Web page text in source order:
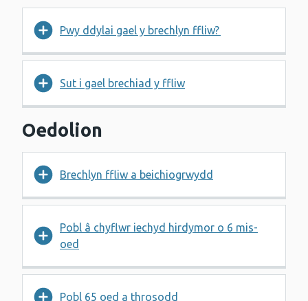
Pwy ddylai gael y brechlyn ffliw?
Sut i gael brechiad y ffliw
Oedolion
Brechlyn ffliw a beichiogrwydd
Pobl â chyflwr iechyd hirdymor o 6 mis-
oed
Pobl 65 oed a throsodd